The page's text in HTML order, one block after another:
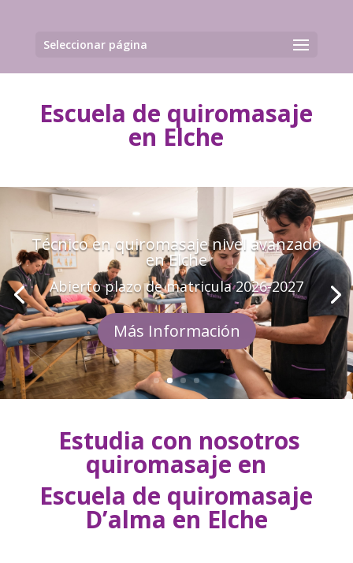
Seleccionar página
Escuela de quiromasaje
en Elche
Técnico en quiromasaje nivel avanzado
en Elche
Abierto plazo de matricula 2026-2027
Más Información
Estudia con nosotros
quiromasaje en
Escuela de quiromasaje
D’alma en Elche